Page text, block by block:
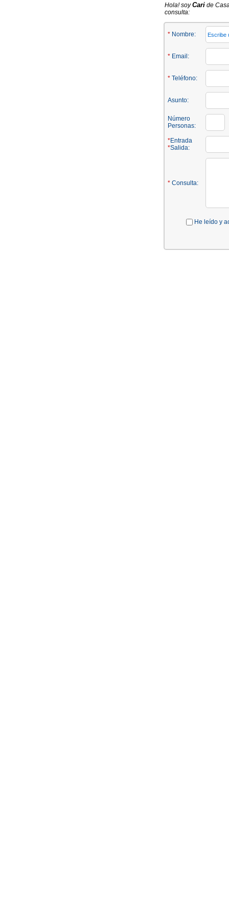
Hola! soyCari de
consulta:
* Nombre:
* Email:
* Teléfono:
Asunto:
Número
Personas:
*Entrada
*Salida:
* Consulta:
He leído y